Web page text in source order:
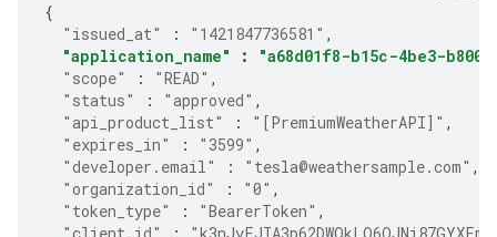
{
"issued_at"
: "1421847736581" ,
"application_name"
:
"a68d01f8-b15c-4be3-
"scope"
: "READ" ,
"status"
: "approved" ,
"api_product_list"
: "[PremiumWeatherAPI]" ,
"expires_in"
: "3599" ,
"developer.email"
: "tesla@weathersample.com" ,
"organization_id"
: "0" ,
"token_type"
: "BearerToken" ,